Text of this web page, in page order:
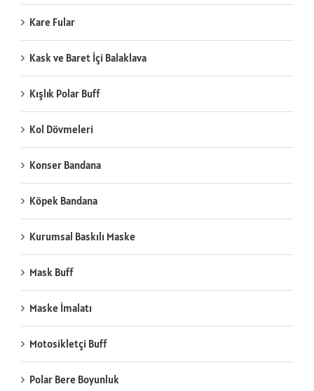
Kare Fular
Kask ve Baret İçi Balaklava
Kışlık Polar Buff
Kol Dövmeleri
Konser Bandana
Köpek Bandana
Kurumsal Baskılı Maske
Mask Buff
Maske İmalatı
Motosikletçi Buff
Polar Bere Boyunluk